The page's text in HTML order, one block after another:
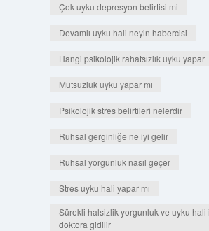
Çok uyku depresyon belirtisi mi
Devamlı uyku hali neyin habercisi
Hangi psikolojik rahatsızlık uyku yapar
Mutsuzluk uyku yapar mı
Psikolojik stres belirtileri nelerdir
Ruhsal gerginliğe ne iyi gelir
Ruhsal yorgunluk nasıl geçer
Stres uyku hali yapar mı
Sürekli halsizlik yorgunluk ve uyku hali
doktora gidilir